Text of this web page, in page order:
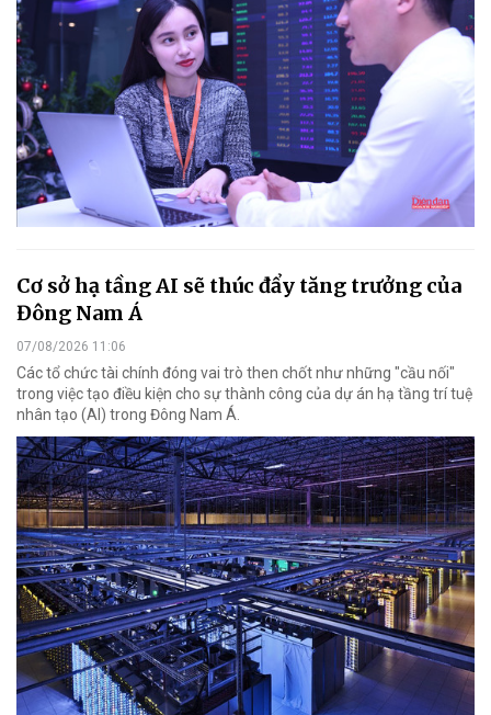
Cơ sở hạ tầng AI sẽ thúc đẩy tăng trưởng của
Đông Nam Á
07/08/2026 11:06
Các tổ chức tài chính đóng vai trò then chốt như những "cầu nối"
trong việc tạo điều kiện cho sự thành công của dự án hạ tầng trí tuệ
nhân tạo (AI) trong Đông Nam Á.